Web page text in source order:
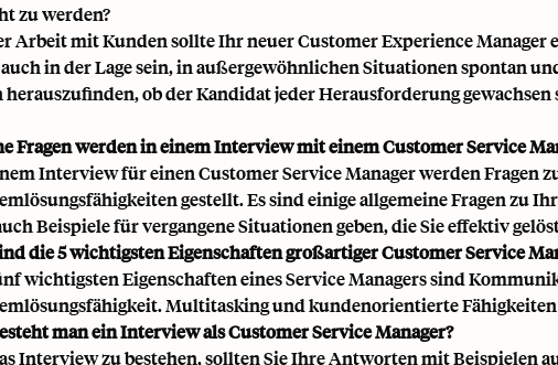
zu werden?
Arbeit mit Kunden sollte Ihr neuer Customer Experience Manager
in der Lage sein, in außergewöhnlichen Situationen spontan
herauszufinden, ob der Kandidat jeder Herausforderung gewachsen
Fragen werden in einem Interview mit einem Customer Service
Interview für einen Customer Service Manager werden Fragen
gestellt. Es sind einige allgemeine Fragen zu
Beispiele für vergangene Situationen geben, die Sie effektiv
die 5 wichtigsten Eigenschaften großartiger Customer Service
wichtigsten Eigenschaften eines Service Managers sind
Multitasking und kundenorientierte
man ein Interview als Customer Service Manager?
Interview zu bestehen, sollten Sie Ihre Antworten mit Beispielen